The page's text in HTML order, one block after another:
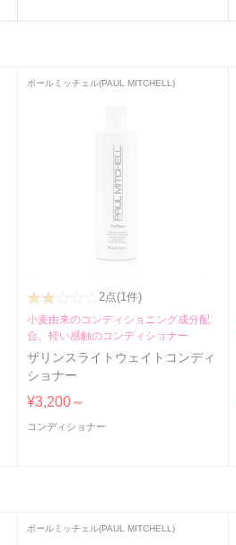
ポールミッチェル(PAUL MITCHELL)
2点(1件)
小麦由来のコンディショニング成分配
合、軽い感触のコンディショナー
ザリンスライトウェイトコンディ
ショナー
¥3,200～
コンディショナー
ポールミッチェル(PAUL MITCHELL)